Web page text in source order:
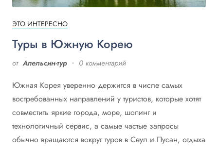
ЭТО ИНТЕРЕСНО
Туры в Южную Корею
от Апельсин-тур 0 комментарий
Южная Корея уверенно держится в числе самых
востребованных направлений у туристов, которые хотят
совместить яркие города, море, шопинг и
технологичный сервис, а самые частые запросы
обычно вращаются вокруг туров в Сеул и Пусан, отдыха